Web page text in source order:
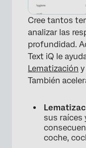
Cree tantos
analizar las
profundidad.
Text iQ le
Lematización y
También
sus raíces
coche,